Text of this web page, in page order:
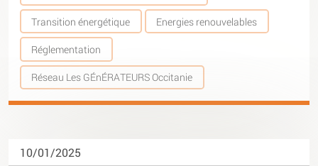
Transition énergétique Energies renouvelables
Réglementation
Réseau Les GÉnÉRATEURS Occitanie
10/01/2025